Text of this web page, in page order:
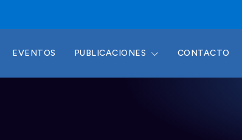
EVENTOS PUBLICACIONES CONTACTO